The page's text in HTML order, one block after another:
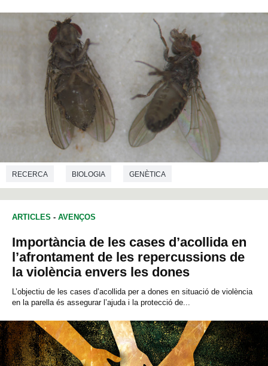
RECERCA BIOLOGIA GENÈTICA
ARTICLES - AVENÇOS
Importància de les cases d’acollida en
l’afrontament de les repercussions de
la violència envers les dones
L’objectiu de les cases d’acollida per a dones en situació de violència
en la parella és assegurar l’ajuda i la protecció de...